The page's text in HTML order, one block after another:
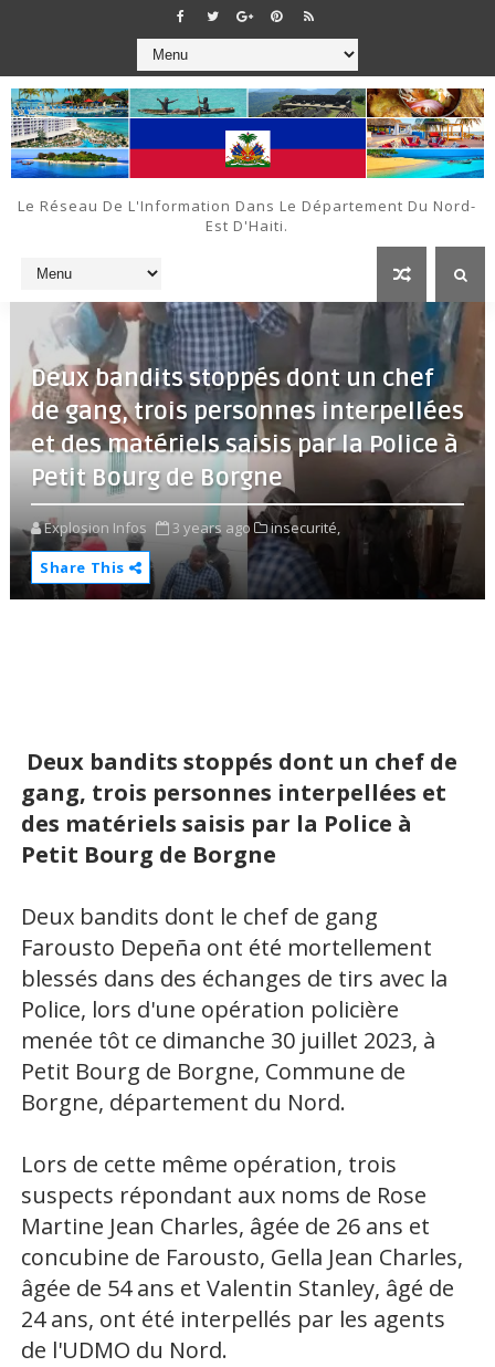
Le Réseau De L'Information Dans Le Département Du Nord-
Est D'Haiti.
Deux bandits stoppés dont un chef
de gang, trois personnes interpellées
et des matériels saisis par la Police à
Petit Bourg de Borgne
Explosion Infos 3 years ago
insecurité,
Share This
Deux bandits stoppés dont un chef de
gang, trois personnes interpellées et
des matériels saisis par la Police à
Petit Bourg de Borgne
Deux bandits dont le chef de gang
Farousto Depeña ont été mortellement
blessés dans des échanges de tirs avec la
Police, lors d'une opération policière
menée tôt ce dimanche 30 juillet 2023, à
Petit Bourg de Borgne, Commune de
Borgne, département du Nord.
Lors de cette même opération, trois
suspects répondant aux noms de Rose
Martine Jean Charles, âgée de 26 ans et
concubine de Farousto, Gella Jean Charles,
âgée de 54 ans et Valentin Stanley, âgé de
24 ans, ont été interpellés par les agents
de l'UDMO du Nord.